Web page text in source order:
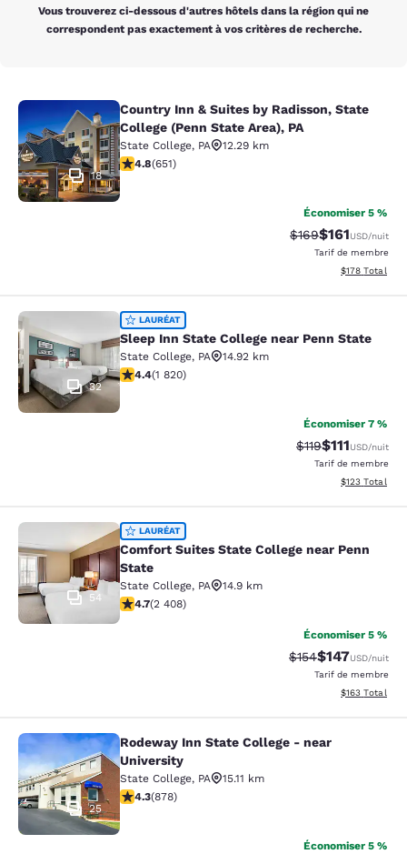
Vous trouverez ci-dessous d'autres hôtels dans la région qui ne
correspondent pas exactement à vos critères de recherche.
Country Inn & Suites by Radisson,
18
Country Inn & Suites by Radisson, State
College (Penn State Area), PA
State College, PA
12.29 km
4.76 étoiles. Exceptionnel. 651 commentaires
4.8(651)
Économiser 5 %
Tarif barré :
$169Tarif réduit :
$161USD/nuit
Tarif de membre
Afficher les
$178 Total
Sleep Inn State College near Penn
32
LAURÉAT
Sleep Inn State College near Penn State
State College, PA
14.92 km
4.39 étoiles. Excellent. 1820 commentaires
4.4(1 820)
Économiser 7 %
Tarif barré :
$119Tarif réduit :
$111USD/nuit
Tarif de membre
Afficher les
$123 Total
Comfort Suites State College near
54
LAURÉAT
Comfort Suites State College near Penn
State
State College, PA
14.9 km
4.67 étoiles. Exceptionnel. 2408 commentaires
4.7(2 408)
Économiser 5 %
Tarif barré :
$154Tarif réduit :
$147USD/nuit
Tarif de membre
Afficher les
$163 Total
Rodeway Inn State College - near
25
Rodeway Inn State College - near
University
State College, PA
15.11 km
4.3 étoiles. Excellent. 878 commentaires
4.3(878)
Économiser 5 %